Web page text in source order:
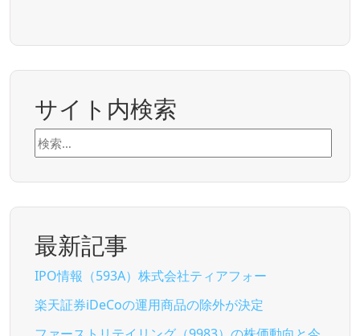
サイト内検索
検
索:
最新記事
IPO情報（593A）株式会社ティアフォー
楽天証券iDeCoの運用商品の除外が決定